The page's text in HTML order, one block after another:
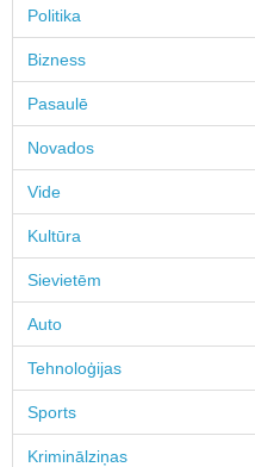
Politika
Bizness
Pasaulē
Novados
Vide
Kultūra
Sievietēm
Auto
Tehnoloģijas
Sports
Kriminālziņas